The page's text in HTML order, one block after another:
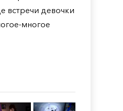
встречи девочки
многое